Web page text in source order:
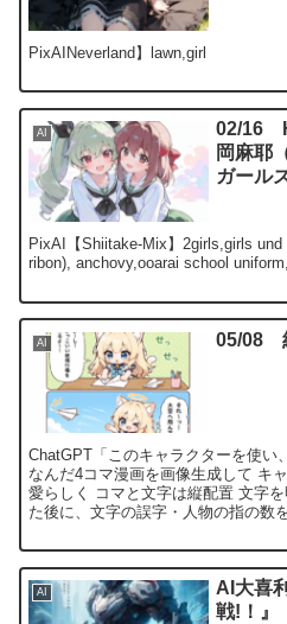
PixAINeverland】lawn,girl
AI
02/16
岡麻耶
ガール
PixAI【Shiitake-Mix】2girls,girls
ribon), anchovy,ooarai school
AI 05/08
ChatGPT「このキャラクターを使い
なんだ4コマ漫画を画像生成して キ
愛らしく コマと文字は縦配置 文字
た後に、文字の誤字・人物の指の数
AI
AI大喜
戦!！』